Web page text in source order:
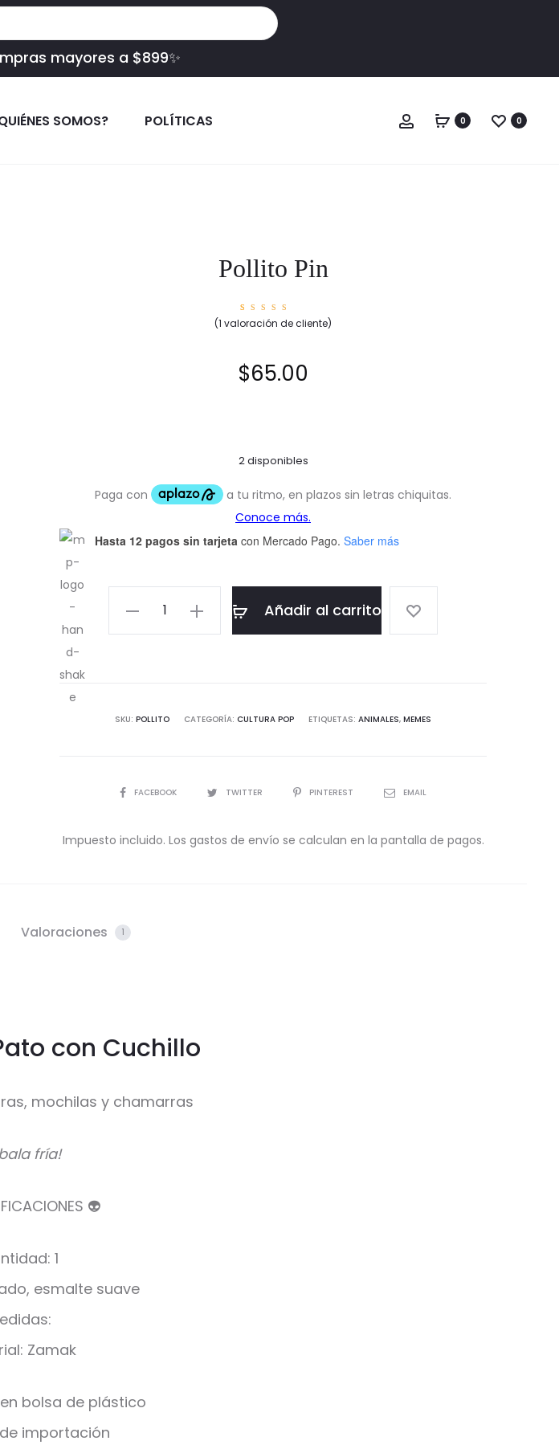
mayores a $899✨
SOMOS? POLÍTICAS Cuenta
0 0
Pollito Pin
Valorad
o con
ión de
un
cliente
(1 valoración de cliente)
$65.00
2 disponibles
Hasta 12 pagos sin tarjeta con Mercado Pago. Saber más
Añadir al carrito
SKU: POLLITO CATEGORÍA: CULTURA POP ETIQUETAS: ANIMALES, MEMES
COMPARTIR
FACEBOOK TWITTER PINTEREST EMAIL
Impuesto incluido. Los gastos de envío se calculan en la pantalla de pagos.
Valoraciones 1
con Cuchillo
mochilas y chamarras
fría!
👽
1
esmalte suave
Zamak
bolsa de plástico
importación